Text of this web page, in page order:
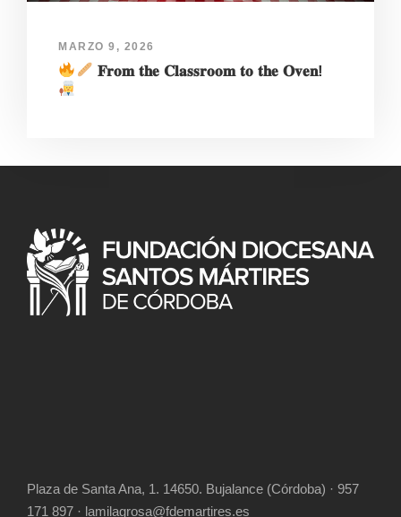
MARZO 9, 2026
𝐅𝐫𝐨𝐦 𝐭𝐡𝐞 𝐂𝐥𝐚𝐬𝐬𝐫𝐨𝐨𝐦 𝐭𝐨 𝐭𝐡𝐞 𝐎𝐯𝐞𝐧!
Plaza de Santa Ana, 1. 14650. Bujalance (Córdoba) · 957
171 897 · lamilagrosa@fdemartires.es